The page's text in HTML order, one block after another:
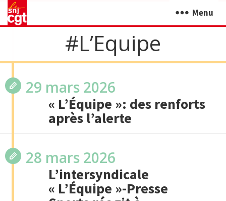
Menu
#l’Equipe
29 mars 2026
« L’Équipe »: des renforts
après l’alerte
28 mars 2026
L’intersyndicale
« L’Équipe »-Presse